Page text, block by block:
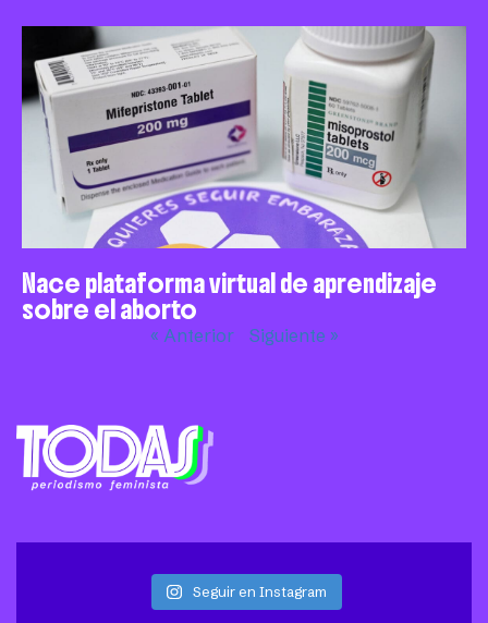
Nace plataforma virtual de aprendizaje
sobre el aborto
« Anterior Siguiente »
Seguir en Instagram